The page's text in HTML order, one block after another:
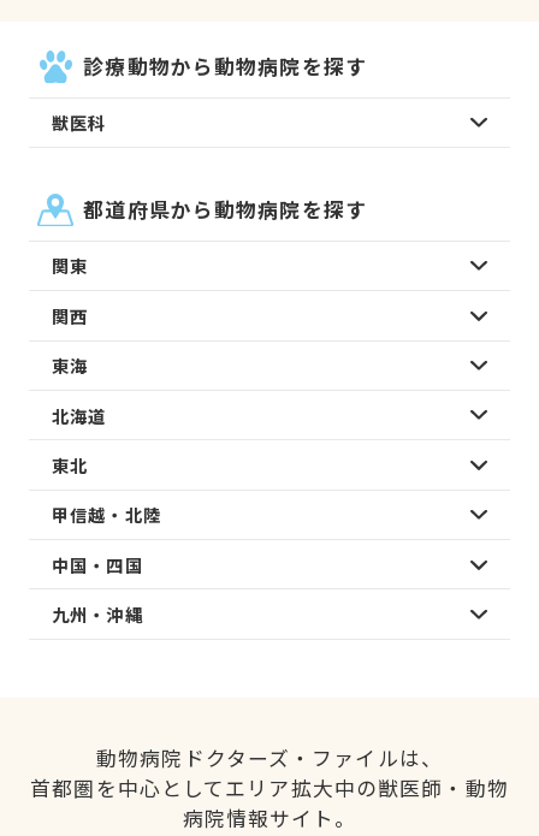
診療動物から動物病院を探す
獣医科
都道府県から動物病院を探す
関東
関西
東海
北海道
東北
甲信越・北陸
中国・四国
九州・沖縄
動物病院ドクターズ・ファイルは、
首都圏を中心としてエリア拡大中の獣医師・動物
病院情報サイト。